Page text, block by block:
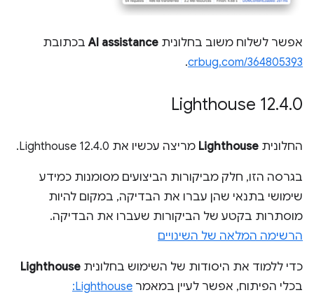
אפשר לשלוח משוב בחלונית AI assistanceבכתובת
crbug.com/364805393
.
Lighthouse 12.4.0
החלונית Lighthouse מריצה עכשיו את Lighthouse 12.4.0.
בגרסה הזו, חלק מביקורות הביצועים מסומנות כמידע
שימושי בתנאי שהן עברו את הבדיקה, במקום להיות
מוסתרות בקטע של הביקורות שעברו את הבדיקה.
הרשימה המלאה של השינויים
כדי ללמוד את היסודות של השימוש בחלונית Lighthouse
בכלי הפיתוח, אפשר לעיין במאמר
Lighthouse: